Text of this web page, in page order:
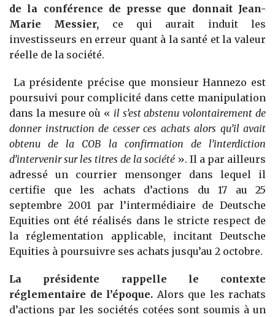
de la conférence de presse que donnait Jean-
Marie Messier, ce qui aurait induit les
investisseurs en erreur quant à la santé et la valeur
réelle de la société.
La présidente précise que monsieur Hannezo est
poursuivi pour complicité dans cette manipulation
dans la mesure où « il s’est abstenu volontairement de
donner instruction de cesser ces achats alors qu’il avait
obtenu de la COB la confirmation de l’interdiction
d’intervenir sur les titres de la société ». Il a par ailleurs
adressé un courrier mensonger dans lequel il
certifie que les achats d’actions du 17 au 25
septembre 2001 par l’intermédiaire de Deutsche
Equities ont été réalisés dans le stricte respect de
la réglementation applicable, incitant Deutsche
Equities à poursuivre ses achats jusqu’au 2 octobre.
La présidente rappelle le contexte
réglementaire de l’époque. Alors que les rachats
d’actions par les sociétés cotées sont soumis à un